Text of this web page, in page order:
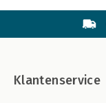
Klantenservice